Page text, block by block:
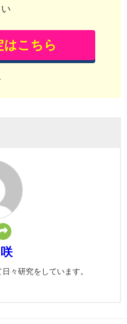
はこちら
々研究をしています。